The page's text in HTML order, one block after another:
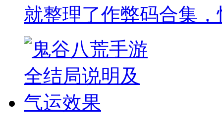
就整理了作弊码合集